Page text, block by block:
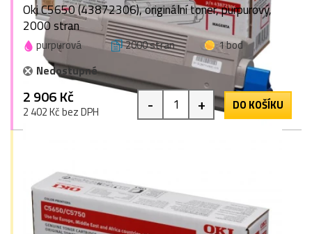
Oki C5650 (43872306), originální toner, purpurový,
2000 stran
purpurová 2000 stran
1 bod
Nedostupné
2 906 Kč
2 402 Kč bez DPH - + DO KOŠÍKU